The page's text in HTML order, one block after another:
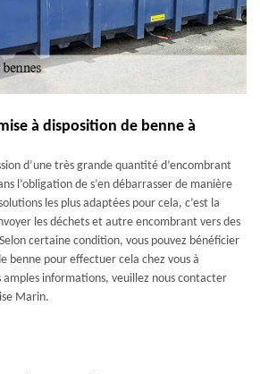
à disposition de benne à
d’une très grande quantité d’encombrant
l’obligation de s’en débarrasser de manière
les plus adaptées pour cela, c’est la
les déchets et autre encombrant vers des
certaine condition, vous pouvez bénéficier
benne pour effectuer cela chez vous à
amples informations, veuillez nous contacter
Marin.